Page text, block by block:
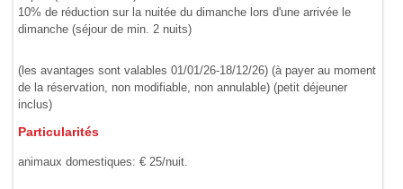
10% de réduction sur la nuitée du dimanche lors d'une arrivée le
dimanche (séjour de min. 2 nuits)
(les avantages sont valables 01/01/26-18/12/26) (à payer au moment
de la réservation, non modifiable, non annulable) (petit déjeuner
inclus)
Particularités
animaux domestiques: € 25/nuit.